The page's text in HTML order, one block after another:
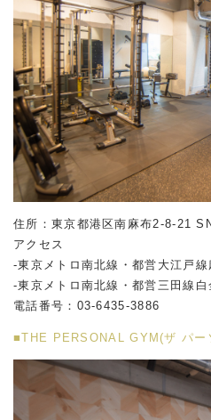
住所：東京都港区南麻布2-8-21
アクセス
-東京メトロ南北線・都営大江戸
-東京メトロ南北線・都営三田線
電話番号： 03-6435-3886
■THE PERSONAL GYM(ザ パー